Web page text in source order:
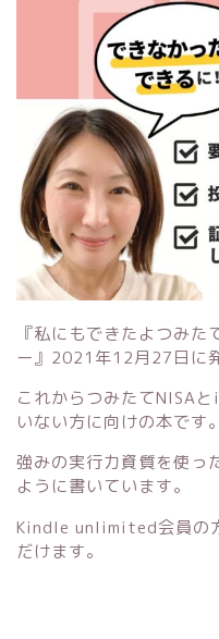
『私にもできたよつみ
ー』 2021年12月27日に
これからつみたてNISA
いない方に向けの本です。
強みの実行力資質を使っ
ように書いています。
Kindle unlimited会員の
だけます。